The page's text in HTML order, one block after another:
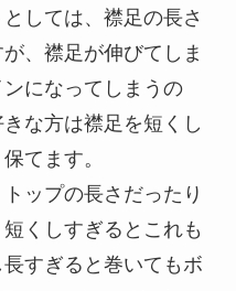
しては、襟足の長さ
、襟足が伸びてしま
になってしまうの
な方は襟足を短くし
てます。
ップの長さだったり
くしすぎるとこれも
すぎると巻いてもボ